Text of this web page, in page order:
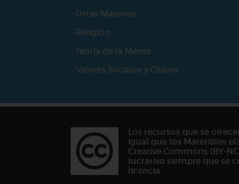
- Otras Materias
- Religión
- Teoría de la Mente
- Valores Sociales y Cívicos
Los recursos que se
igual que los Materiales
Creative Commons (BY-
lucrativo siempre que se
licencia.